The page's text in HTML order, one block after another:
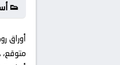
👟
أوراق
متوقع،